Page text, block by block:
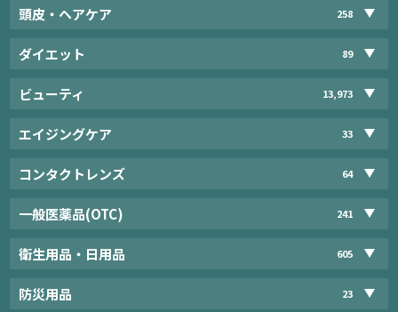
頭皮・ヘアケア 258
ダイエット 89
ビューティ 13,973
エイジングケア 33
コンタクトレンズ 64
一般医薬品(OTC) 241
衛生用品・日用品 605
防災用品 23